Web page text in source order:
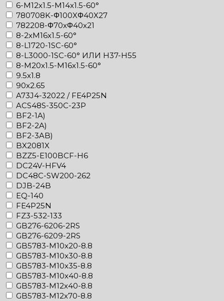
6-M12x1.5-M14x1.5-60°
780708K-Φ100XΦ40X27
782208-Φ70xΦ40x21
8-2xM16x1.5-60°
8-L1720-1SC-60°
8-L3000-1SC-60° ИЛИ H37-H55
8-M20x1.5-M16x1.5-60°
9.5x1.8
90x2.65
A73J4-32022 / FE4P25N
ACS48S-350C-23P
BF2-1A)
BF2-2A)
BF2-3AB)
BX2081X
BZZ5-E100BCF-H6
DC24V-HFV4
DC48C-SW200-262
DJB-24B
EQ-140
FE4P25N
FZ3-532-133
GB276-6206-2RS
GB276-6209-2RS
GB5783-M10x20-8.8
GB5783-M10x30-8.8
GB5783-M10x35-8.8
GB5783-M10x40-8.8
GB5783-M12x40-8.8
GB5783-M12x70-8.8